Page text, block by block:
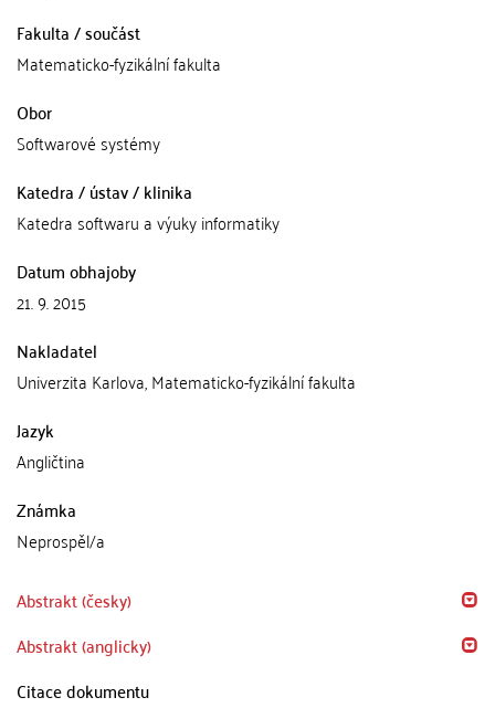
Fakulta / součást
Matematicko-fyzikální fakulta
Obor
Softwarové systémy
Katedra / ústav / klinika
Katedra softwaru a výuky informatiky
Datum obhajoby
21. 9. 2015
Nakladatel
Univerzita Karlova, Matematicko-fyzikální fakulta
Jazyk
Angličtina
Známka
Neprospěl/a
Abstrakt (česky)
Abstrakt (anglicky)
Citace dokumentu